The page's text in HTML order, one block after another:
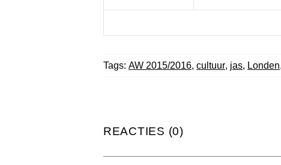
Tags: AW 2015/2016, cultuur, jas, Londen,
REACTIES (0)